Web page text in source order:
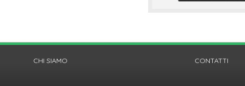
CHI SIAMO CONTATTI